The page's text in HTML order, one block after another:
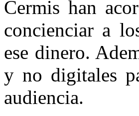
Cermis han
concienciar a
ese dinero.
y no digitales
audiencia.